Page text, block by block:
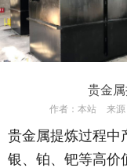
贵金
作者： 本站 来源
贵金属提炼过程中
银、铂、钯等高价